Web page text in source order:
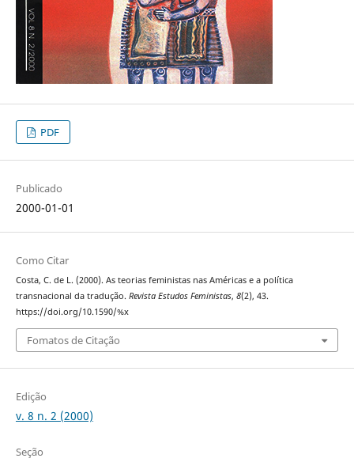
PDF
Publicado
2000-01-01
Como Citar
Costa, C. de L. (2000). As teorias feministas nas Américas e a política
transnacional da tradução. Revista Estudos Feministas, 8(2), 43.
https://doi.org/10.1590/%x
Fomatos de Citação
Edição
v. 8 n. 2 (2000)
Seção